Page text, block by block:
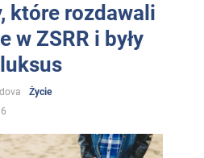
które rozdawali
w ZSRR i były
Życie